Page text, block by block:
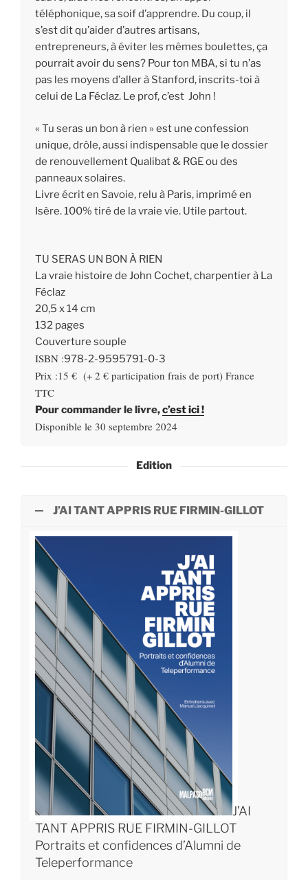
téléphonique, sa soif d’apprendre. Du coup, il
s’est dit qu’aider d’autres artisans,
entrepreneurs, à éviter les mêmes boulettes, ça
pourrait avoir du sens? Pour ton MBA, si tu n’as
pas les moyens d’aller à Stanford, inscrits-toi à
celui de La Féclaz. Le prof, c’est John !
« Tu seras un bon à rien » est une confession
unique, drôle, aussi indispensable que le dossier
de renouvellement Qualibat & RGE ou des
panneaux solaires.
Livre écrit en Savoie, relu à Paris, imprimé en
Isère. 100% tiré de la vraie vie. Utile partout.
TU SERAS UN BON À RIEN
La vraie histoire de John Cochet, charpentier à La
Féclaz
20,5 x 14 cm
132 pages
Couverture souple
ISBN :978-2-9595791-0-3
Prix :15 € (+ 2 € participation frais de port) France
TTC
Pour commander le livre,c’est ici !
Disponible le 30 septembre 2024
Edition
J’AI TANT APPRIS RUE FIRMIN-GILLOT
J’AI
TANT APPRIS RUE FIRMIN-GILLOT
Portraits et confidences d’Alumni de
Teleperformance